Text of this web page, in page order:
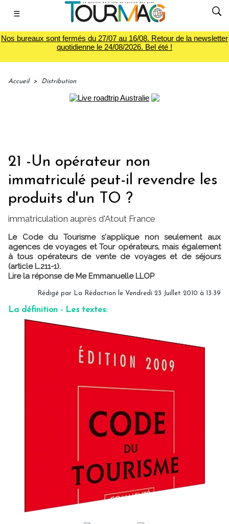
☰
Nos bureaux sont fermés du 27/07 au 16/08. Retour de la newsletter
quotidienne le 24/08/2026. Bel été !
Accueil > Distribution
21 -Un opérateur non
immatriculé peut-il revendre les
produits d'un TO ?
immatriculation auprès d'Atout France
Le Code du Tourisme s'applique non seulement aux
agences de voyages et Tour opérateurs, mais également
à tous opérateurs de vente de voyages et de séjours
(article L.211-1).
Lire la réponse de Me Emmanuelle LLOP
Rédigé par La Rédaction le Vendredi 23 Juillet 2010 à 13:39
La définition - Les textes: